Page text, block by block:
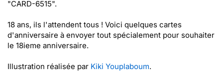
"CARD-6515".
18 ans, ils l'attendent tous ! Voici quelques cartes
d'anniversaire à envoyer tout spécialement pour souhaiter
le 18ieme anniversaire.
Illustration réalisée par Kiki Youplaboum.